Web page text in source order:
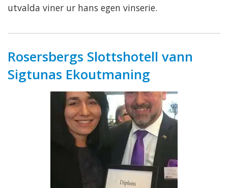
utvalda viner ur hans egen vinserie.
Rosersbergs Slottshotell vann
Sigtunas Ekoutmaning